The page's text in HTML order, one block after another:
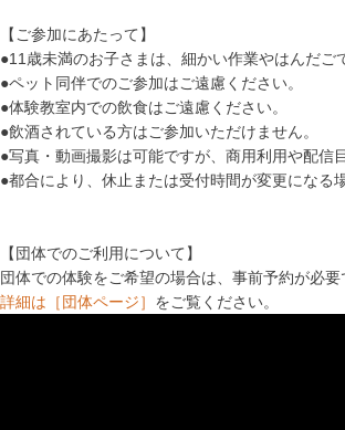
【ご参加にあたって】
●11歳未満のお子さまは、細かい作業やはんだご
●ペット同伴でのご参加はご遠慮ください。
●体験教室内での飲食はご遠慮ください。
●飲酒されている方はご参加いただけません。
●写真・動画撮影は可能ですが、商用利用や配信
●都合により、休止または受付時間が変更になる
【団体でのご利用について】
団体での体験をご希望の場合は、事前予約が必要
詳細は［団体ページ］ をご覧ください。